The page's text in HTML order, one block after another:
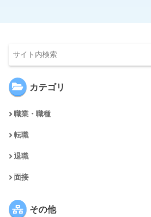
カテゴリ
職業・職種
転職
退職
面接
その他